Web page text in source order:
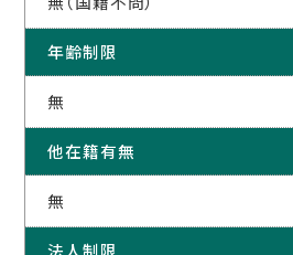
年齢制限
無
他在籍有無
無
法人制限